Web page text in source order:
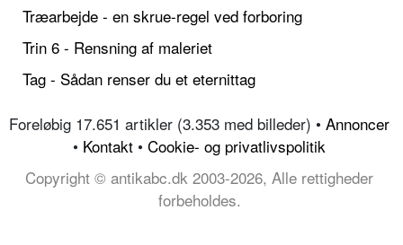
Træarbejde - en skrue-regel ved forboring
Trin 6 - Rensning af maleriet
Tag - Sådan renser du et eternittag
Foreløbig 17.651 artikler (3.353 med billeder) • Annoncer
• Kontakt • Cookie- og privatlivspolitik
Copyright © antikabc.dk 2003-2026, Alle rettigheder
forbeholdes.